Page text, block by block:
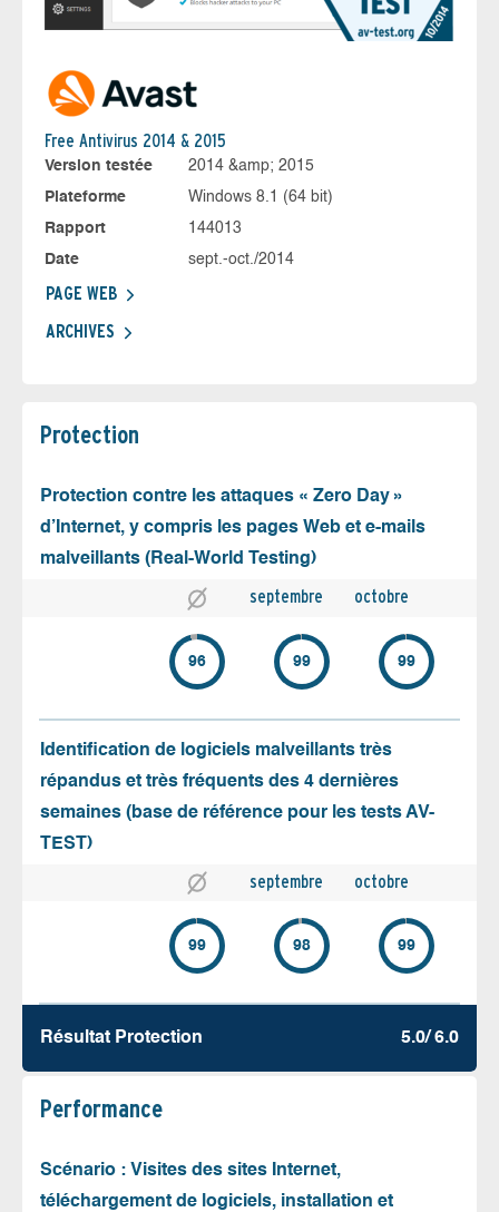
Free Antivirus 2014 & 2015
Version testée
2014 &amp; 2015
Plateforme
Windows 8.1 (64 bit)
Rapport
144013
Date
sept.-oct./2014
PAGE WEB
ARCHIVES
Protection
Protection contre les attaques « Zero Day »
d’Internet, y compris les pages Web et e-mails
malveillants (Real-World Testing)
septembre octobre
96 99 99
Identification de logiciels malveillants très
répandus et très fréquents des 4 dernières
semaines (base de référence pour les tests AV-
TEST)
septembre octobre
99 98 99
Résultat Protection 5.0/ 6.0
Performance
Scénario : Visites des sites Internet,
téléchargement de logiciels, installation et